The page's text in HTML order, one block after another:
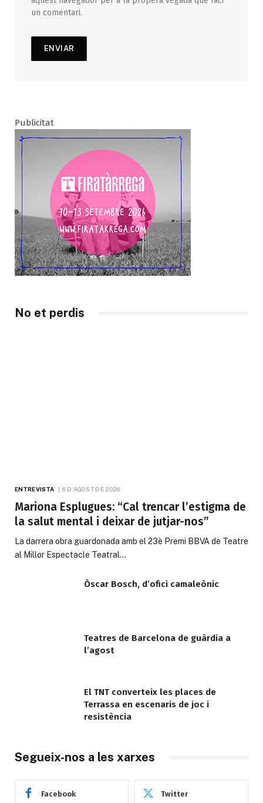
un comentari.
Publicitat
No et perdis
ENTREVISTA 6 D'AGOST DE 2026
Mariona Esplugues: “Cal trencar l’estigma de
la salut mental i deixar de jutjar-nos”
La darrera obra guardonada amb el 23è Premi BBVA de Teatre
al Millor Espectacle Teatral…
Òscar Bosch, d’ofici camaleònic
Teatres de Barcelona de guàrdia a
l’agost
El TNT converteix les places de
Terrassa en escenaris de joc i
resistència
Segueix-nos a les xarxes
Facebook Twitter